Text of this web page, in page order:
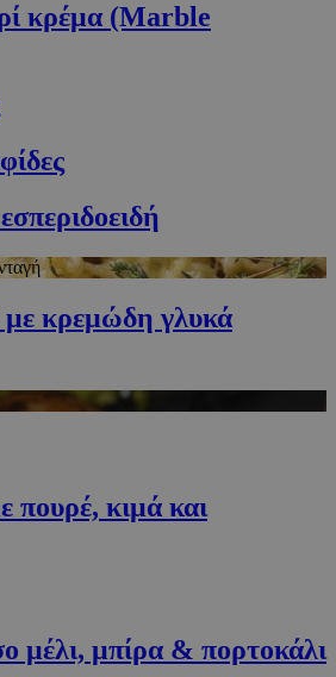
κρέμα (Marble
κρεμώδη γλυκά
πουρέ, κιμά και
μέλι, μπίρα & πορτοκάλι